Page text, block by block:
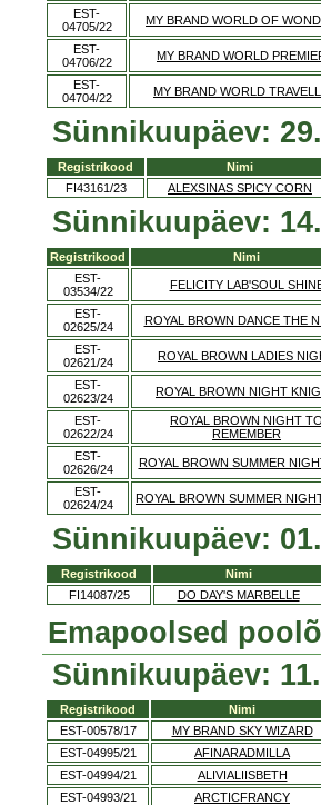
EST-
04705/22
MY BRAND WORLD OF
EST-
04706/22
MY BRAND WORLD
EST-
04704/22
MY BRAND WORLD
Sünnikuupäev:
Registrikood Nimi
FI43161/23
ALEXSINAS SPICY CORN
Sünnikuupäev:
Registrikood Nimi
EST-
03534/22
FELICITY LAB'SOUL
EST-
02625/24
ROYAL BROWN DANCE THE
EST-
02621/24
ROYAL BROWN LADIES
EST-
02623/24
ROYAL BROWN NIGHT
EST-
02622/24
ROYAL BROWN NIGHT TO
REMEMBER
EST-
02626/24
ROYAL BROWN SUMMER
EST-
02624/24
ROYAL BROWN SUMMER
Sünnikuupäev:
Registrikood Nimi
FI14087/25
DO DAY'S MARBELLE
Emapoolsed
Sünnikuupäev:
Registrikood Nimi
EST-00578/17
MY BRAND SKY WIZARD
EST-04995/21
AFINARADMILLA
EST-04994/21
ALIVIALIISBETH
EST-04993/21
ARCTICFRANCY